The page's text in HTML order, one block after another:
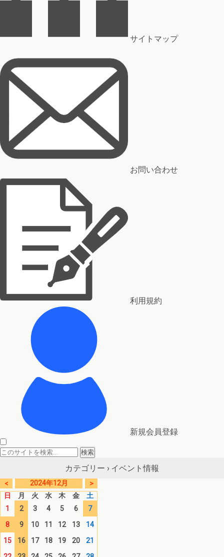
サイトマップ
お問い合わせ
利用規約
新規会員登録
カテゴリー › イベント情報
< 2024年12月
>
日
月 火 水 木 金
土
1
2 3 4 5 6
7
8
9 10 11 12 13
14
15
16 17 18 19 20
21